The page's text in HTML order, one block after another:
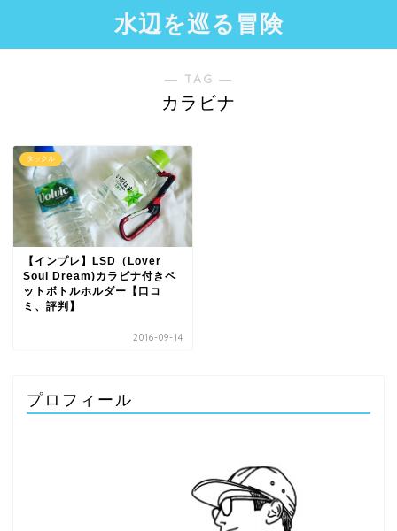
水辺を巡る冒険
― TAG ―
カラビナ
タックル
【インプレ】LSD（Lover
Soul Dream)カラビナ付きペ
ットボトルホルダー【口コ
ミ、評判】
2016-09-14
プロフィール